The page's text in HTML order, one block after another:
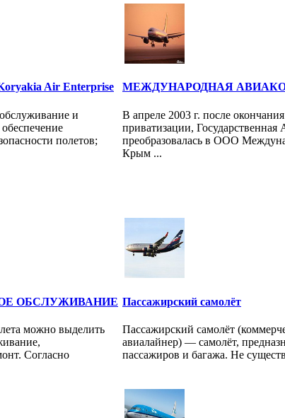
Air Enterprise
и
полетов;
МЕЖДУНАРОДНАЯ
В апреле 2003 г. после
приватизации,
преобразовалась в ООО
Крым ...
ОБСЛУЖИВАНИЕ
можно выделить
Согласно
Пассажирский самолёт
Пассажирский самолёт
авиалайнер) — самолёт,
пассажиров и багажа. Не